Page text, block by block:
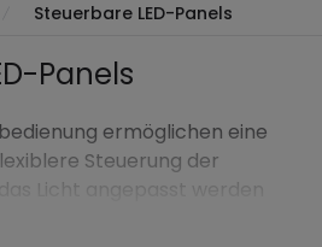
Steuerbare LED-Panels
Panels
ermöglichen eine
Steuerung der
Licht angepasst werden
Installation zu verändern.